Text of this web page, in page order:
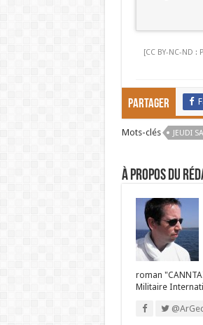
[CC BY-NC-ND
Partager
Mots-clés JEUDI
À propos du
roman
Militaire